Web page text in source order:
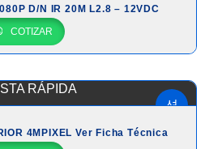
D/N IR 20M L2.8 – 12VDC
COTIZAR
RÁPIDA
4MPIXEL Ver Ficha Técnica